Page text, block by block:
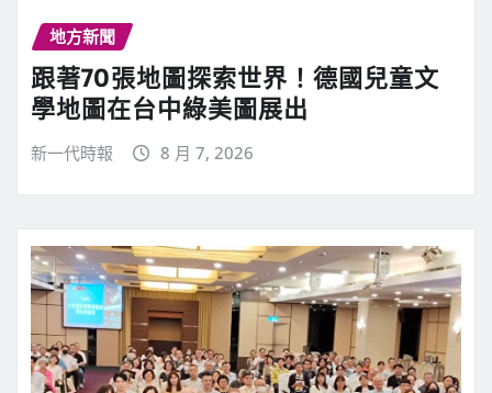
地方新聞
跟著70張地圖探索世界！德國兒童文
學地圖在台中綠美圖展出
新一代時報 8 月 7, 2026